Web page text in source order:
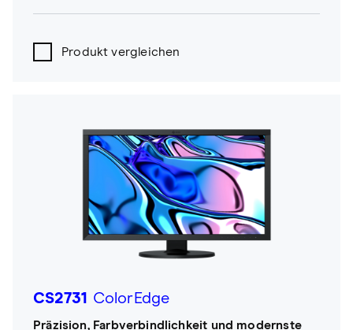
Produkt vergleichen
CS2731 ColorEdge
Präzision, Farbverbindlichkeit und modernste